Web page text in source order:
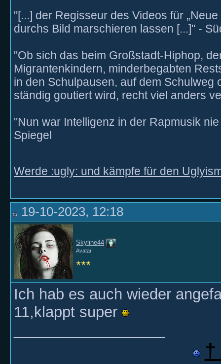
"[...] der Regisseur des Videos für
durchs Bild marschieren lassen [...]" -
"Ob sich das beim Großstadt-Hiphop,
Migrantenkindern, minderbegabten
in den Schulpausen, auf dem
ständig goutiert wird, recht viel anders
"Nun war Intelligenz in der Rapmusik
Spiegel
Werde :ugly: und kämpfe für den
19-10-2023, 12:18
Skyline44
Avatar
Ich hab es auch wieder
11,klappt super